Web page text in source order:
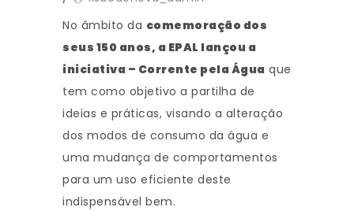
No âmbito da comemoração dos
seus 150 anos, a EPAL lançou a
iniciativa – Corrente pela Água que
tem como objetivo a partilha de
ideias e práticas, visando a alteração
dos modos de consumo da água e
uma mudança de comportamentos
para um uso eficiente deste
indispensável bem.